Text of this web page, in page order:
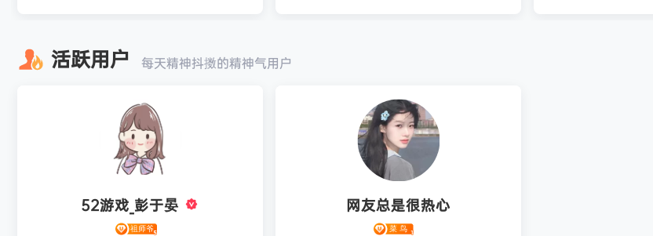
活跃用户 每天精神抖擞的精神气用户
52游戏_彭于晏 网友总是很热心